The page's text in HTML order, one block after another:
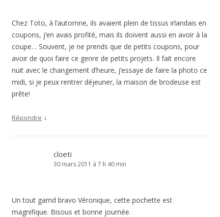
Chez Toto, à l’automne, ils avaient plein de tissus irlandais en
coupons, j’en avais profité, mais ils doivent aussi en avoir à la
coupe… Souvent, je ne prends que de petits coupons, pour
avoir de quoi faire ce genre de petits projets. Il fait encore
nuit avec le changement d’heure, j’essaye de faire la photo ce
midi, si je peux rentrer déjeuner, la maison de brodeuse est
prête!
Répondre ↓
cloeti
30 mars 2011 à 7 h 40 min
Un tout garnd bravo Véronique, cette pochette est
magnifique. Bisous et bonne journée.